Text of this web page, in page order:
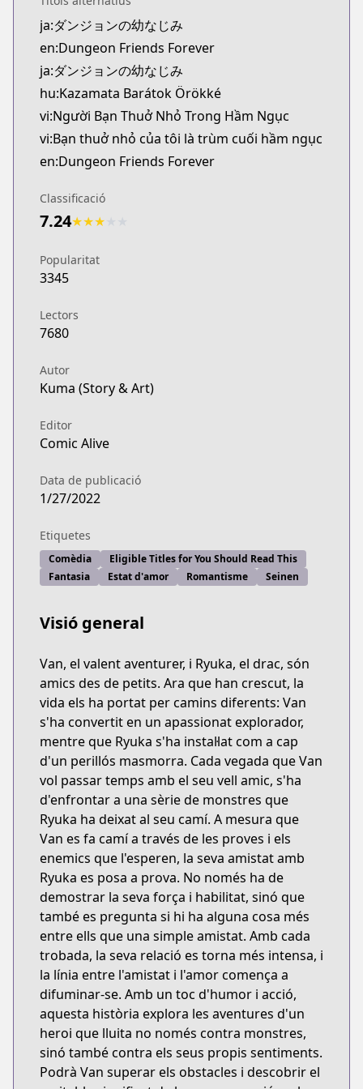
Official Raw
https://comic-walker.com/detail/
Kitsu
Kitsu
https://kitsu.app/manga/63761
CDJapan
CDJapan
https://www.anime-planet.com/manga/https://
MangaUpdates
https://www.mangaupdates.com/
Book☆Walker
https://bookwalker.jp/series/361295/list
Official English
https://sevenseasentertainment.com/series/
ja:ダンジョンの幼なじみ
en:Dungeon Friends Forever
ja:ダンジョンの幼なじみ
hu:Kazamata Barátok Örökké
vi:Người Bạn Thuở Nhỏ Trong Hầm Ngục
vi:Bạn thuở nhỏ của tôi là trùm cuối hầm ngục
en:Dungeon Friends Forever
Classificació
7.24★★★
Popularitat
3345
Lectors
7680
Autor
Kuma (Story & Art)
Editor
Comic Alive
Data de publicació
1/27/2022
Etiquetes
Comèdia
Eligible Titles for You Should Read This
Fantasia
Estat d'amor Romantisme Seinen
Visió general
Van, el valent aventurer, i Ryuka, el drac, són
amics des de petits. Ara que han crescut, la
vida els ha portat per camins diferents: Van
s'ha convertit en un apassionat explorador,
mentre que Ryuka s'ha instal·lat com a cap
d'un perillós masmorra. Cada vegada que Van
vol passar temps amb el seu vell amic, s'ha
d'enfrontar a una sèrie de monstres que
Ryuka ha deixat al seu camí. A mesura que
Van es fa camí a través de les proves i els
enemics que l'esperen, la seva amistat amb
Ryuka es posa a prova. No només ha de
demostrar la seva força i habilitat, sinó que
també es pregunta si hi ha alguna cosa més
entre ells que una simple amistat. Amb cada
trobada, la seva relació es torna més intensa, i
la línia entre l'amistat i l'amor comença a
difuminar-se. Amb un toc d'humor i acció,
aquesta història explora les aventures d'un
heroi que lluita no només contra monstres,
sinó també contra els seus propis sentiments.
Podrà Van superar els obstacles i descobrir el